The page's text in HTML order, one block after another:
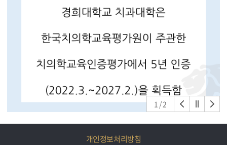
• 사전교육 우수 수료자 및 본 교육 추첨을 통해 AWS 굿즈 제공 • 교육 수료 후,
년 1월 예정) ※ 해외연수 항공료는 참가자 본인 부담 원칙 ※ 기초생활수급자
및 차상위계층 항공료 지원 가능 운영기관 • 주최: 경희대학교 교육혁신사업단
(edu@khu.ac.kr / 02-961-2388, 2389) 붙임: KHU Nexus Innovation
Challenge 포스터 1부 (PNG, PDF 각 1부). 끝.
1 /2
개인정보처리방침